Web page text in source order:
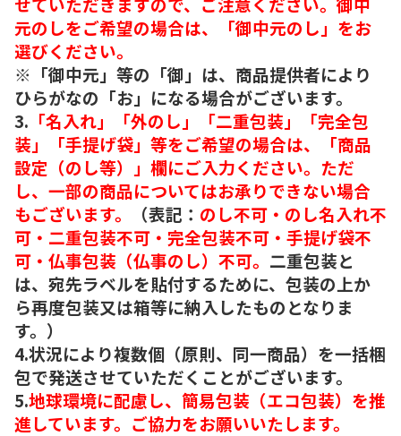
元のしをご希望の場合は、「御中元のし」をお
選びください。
※「御中元」等の「御」は、商品提供者により
ひらがなの「お」になる場合がございます。
3. 「名入れ」「外のし」「二重包装」「完全包
装」「手提げ袋」等をご希望の場合は、「商品
設定（のし等）」欄にご入力ください。ただ
し、一部の商品についてはお承りできない場合
もございます。
（表記： のし不可・のし名入れ不
可・二重包装不可・完全包装不可・手提げ袋不
可・仏事包装（仏事のし）不可。 二重包装と
は、宛先ラベルを貼付するために、包装の上か
ら再度包装又は箱等に納入したものとなりま
す。）
4.状況により複数個（原則、同一商品）を一括梱
包で発送させていただくことがございます。
5.地球環境に配慮し、簡易包装（エコ包装）を推
進しています。ご協力をお願いいたします。